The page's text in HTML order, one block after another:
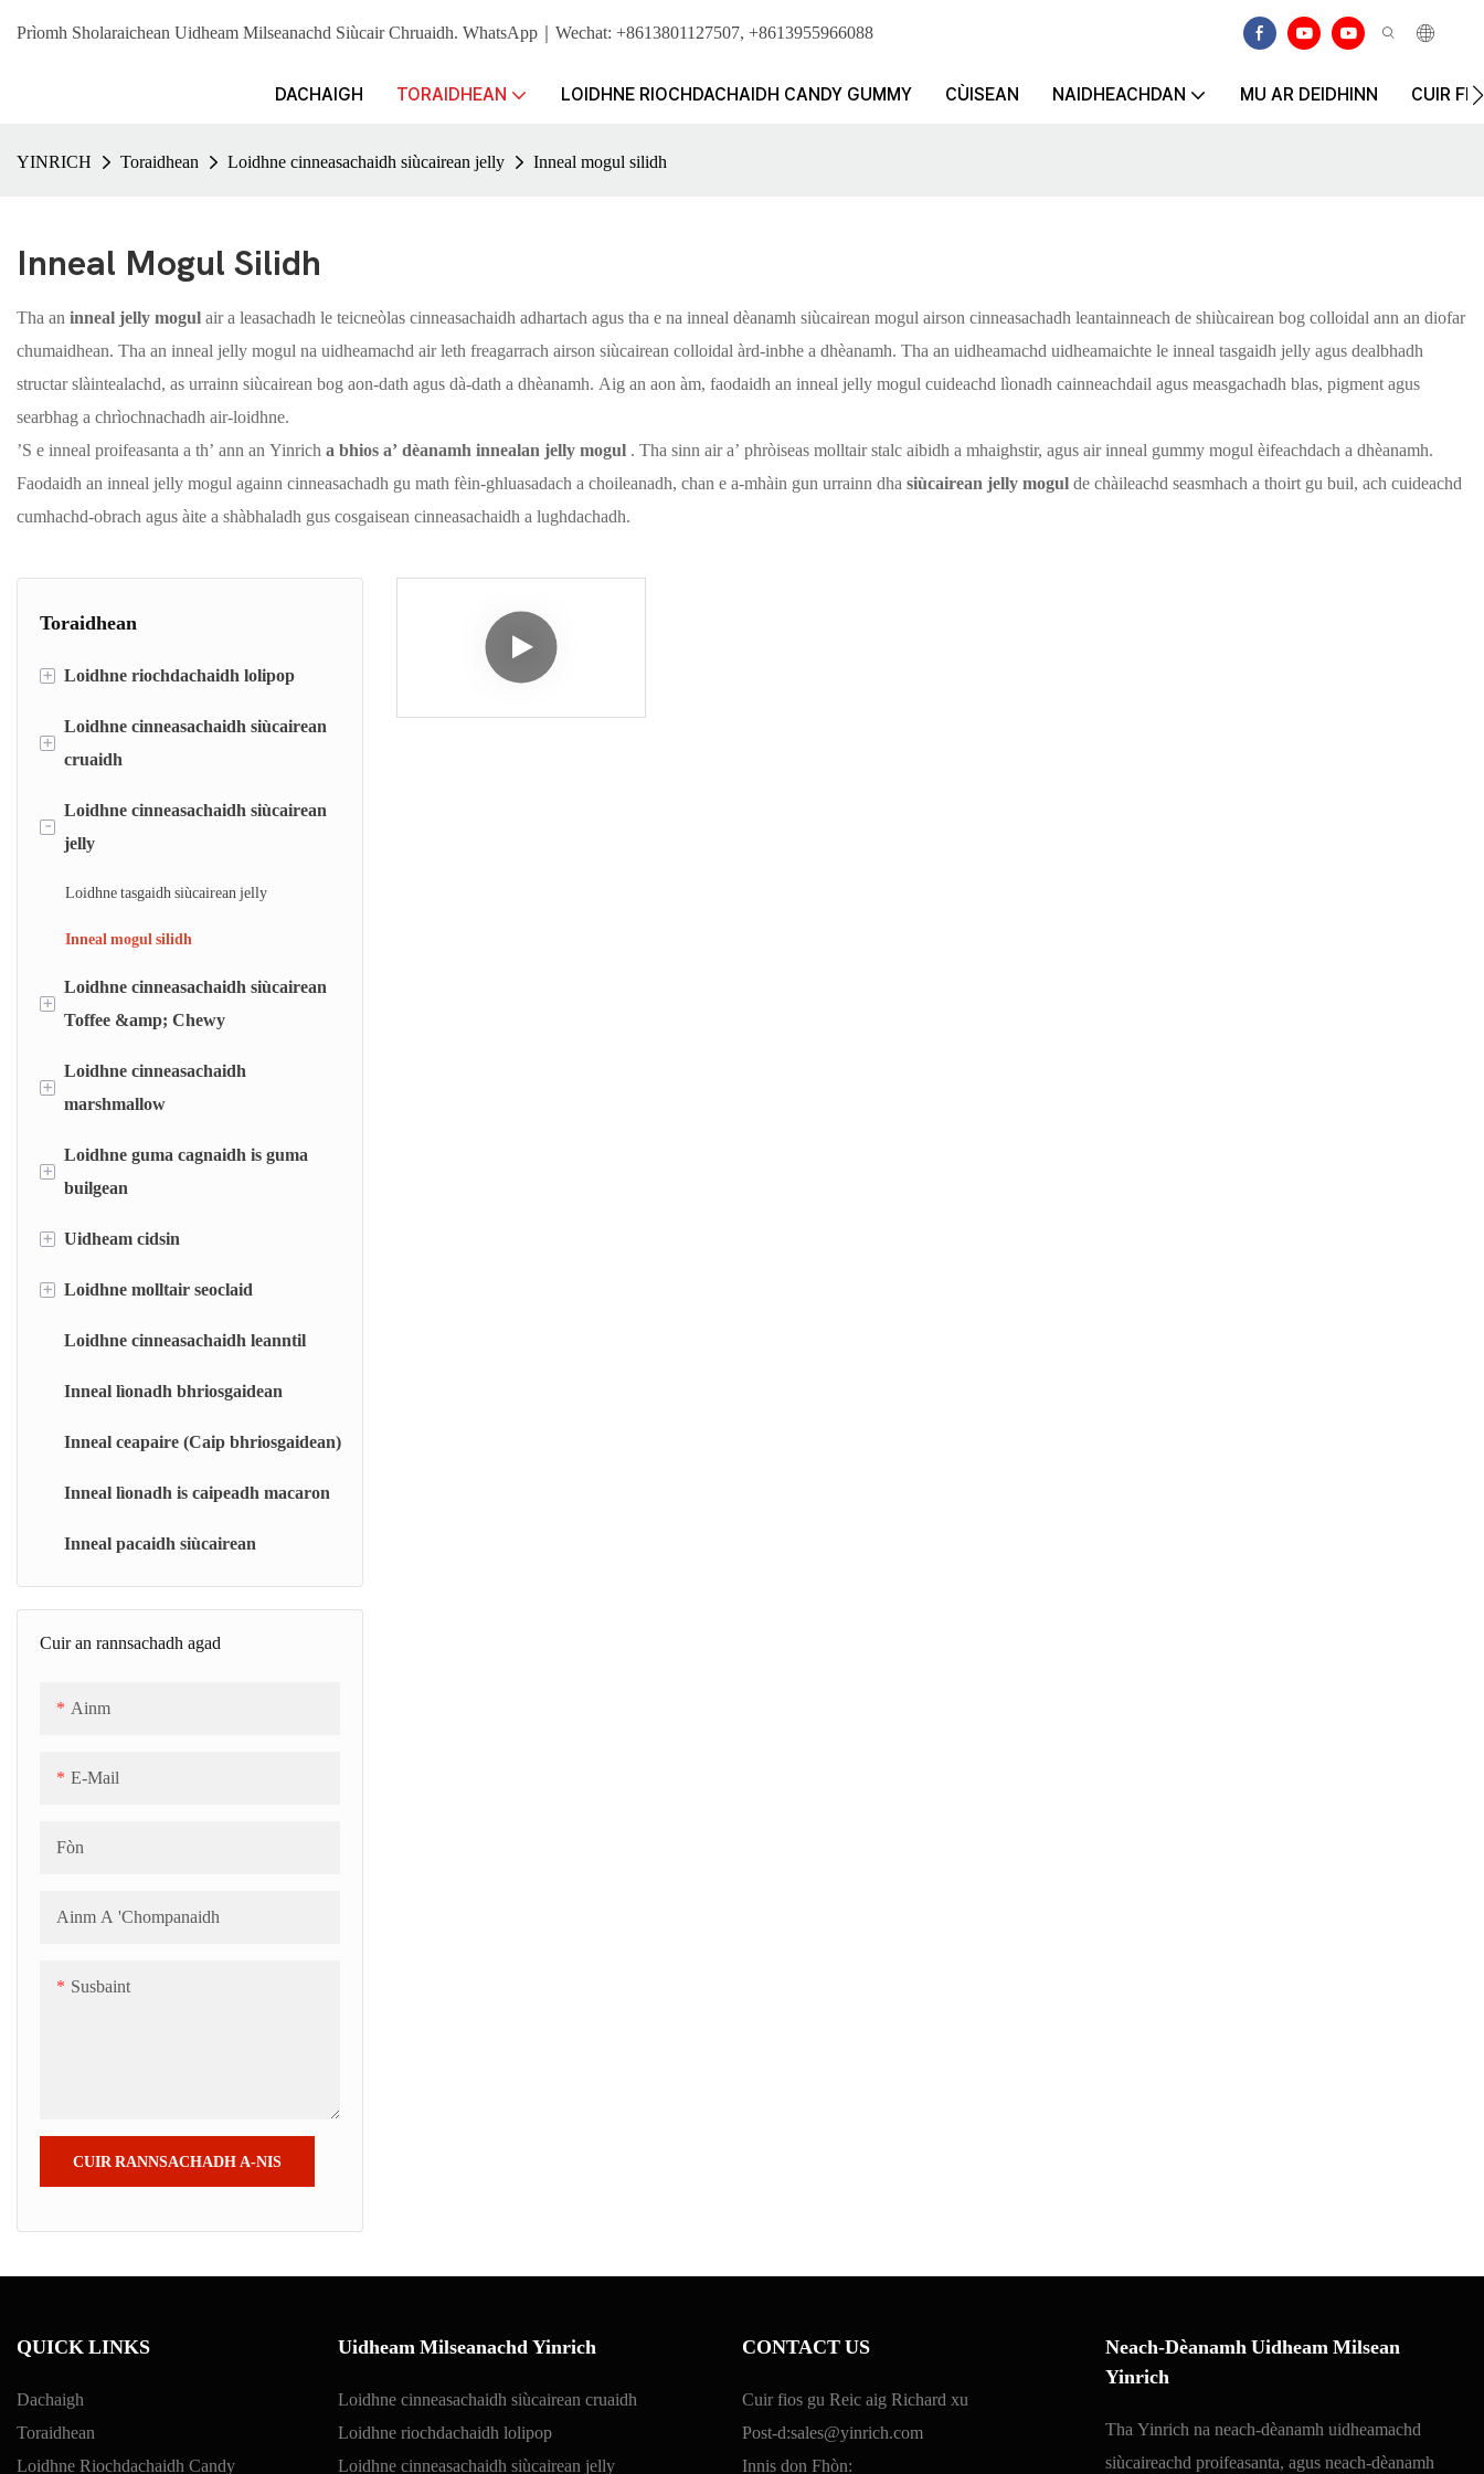
Prìomh Sholaraichean Uidheam Milseanachd Siùcair Chruaidh. WhatsApp｜Wechat: +8613801127507, +8613955966088
DACHAIGH TORAIDHEAN LOIDHNE RIOCHDACHAIDH CANDY GUMMY CÙISEAN NAIDHEACHDAN MU AR DEIDHINN CUIR
YINRICH Toraidhean Loidhne cinneasachaidh siùcairean jelly Inneal mogul silidh
Inneal Mogul Silidh
Tha an inneal jelly mogul air a leasachadh le teicneòlas cinneasachaidh adhartach agus tha e na inneal dèanamh siùcairean mogul airson cinneasachadh leantainneach de shiùcairean bog colloidal ann an diofar
chumaidhean. Tha an inneal jelly mogul na uidheamachd air leth freagarrach airson siùcairean colloidal àrd-inbhe a dhèanamh. Tha an uidheamachd uidheamaichte le inneal tasgaidh jelly agus dealbhadh
structar slàintealachd, as urrainn siùcairean bog aon-dath agus dà-dath a dhèanamh. Aig an aon àm, faodaidh an inneal jelly mogul cuideachd lìonadh cainneachdail agus measgachadh blas, pigment agus
searbhag a chrìochnachadh air-loidhne.
’S e inneal proifeasanta a th’ ann an Yinrich a bhios a’ dèanamh innealan jelly mogul . Tha sinn air a’ phròiseas molltair stalc aibidh a mhaighstir, agus air inneal gummy mogul èifeachdach a dhèanamh.
Faodaidh an inneal jelly mogul againn cinneasachadh gu math fèin-ghluasadach a choileanadh, chan e a-mhàin gun urrainn dha siùcairean jelly mogul de chàileachd seasmhach a thoirt gu buil, ach cuideachd
cumhachd-obrach agus àite a shàbhaladh gus cosgaisean cinneasachaidh a lughdachadh.
Toraidhean
+ Loidhne riochdachaidh lolipop
loidhne tasgaidh lollipop
loidhne cruthachadh bàs lollipop
Inneal cruthachadh is pasgadh bàis
lollipop còmhnard
+
Loidhne cinneasachaidh siùcairean
cruaidh
Loidhne tasgaidh siùcairean cruaidh
Loidhne cruthachadh bàs siùcairean
cruaidh
Inneal pacaidh siùcairean
-
Loidhne cinneasachaidh siùcairean
jelly
Loidhne tasgaidh siùcairean jelly
Inneal mogul silidh
+
Loidhne cinneasachaidh siùcairean
Toffee &amp; Chewy
Loidhne tasgaidh toffee
Loidhne cruthachadh bàs siùcairean bog
Inneal gearraidh is pasgadh siùcairean
cagnaidh
+
Loidhne cinneasachaidh
marshmallow
Loidhne marshmallow air a thasgadh
Loidhne marshmallow eas-tharraingte
+
Loidhne guma cagnaidh is guma
builgean
Loidhne guma cagnaidh seòrsa cluasag
Loidhne guma builgean seòrsa falamh
+ Uidheam cidsin
Siostam cuideam fèin-ghluasadach (AWS)
Siostam sgaoilidh luath (RDS)
Còcaire seòmar flash (FCC)
(BJC)
Crios Fuarachaidh (SCB)
+ Loidhne molltair seoclaid
Inneal còmhdach seoclaid
Loidhne cinneasachaidh leanntil
Inneal lìonadh bhriosgaidean
Inneal ceapaire (Caip bhriosgaidean)
Inneal lìonadh is caipeadh macaron
Inneal pacaidh siùcairean
Cuir an rannsachadh agad
Ainm
E-Mail
Fòn
Ainm A 'Chompanaidh
Susbaint
CUIR RANNSACHADH A-NIS
QUICK LINKS
Dachaigh
Toraidhean
Loidhne Riochdachaidh Candy
Uidheam Milseanachd Yinrich
Loidhne cinneasachaidh siùcairean cruaidh
Loidhne riochdachaidh lolipop
Loidhne cinneasachaidh siùcairean jelly
CONTACT US
Cuir fios gu Reic aig Richard xu
Post-d:sales@yinrich.com
Innis don Fhòn:
Neach-Dèanamh Uidheam Milsean
Yinrich
Tha Yinrich na neach-dèanamh uidheamachd
siùcaireachd proifeasanta, agus neach-dèanamh